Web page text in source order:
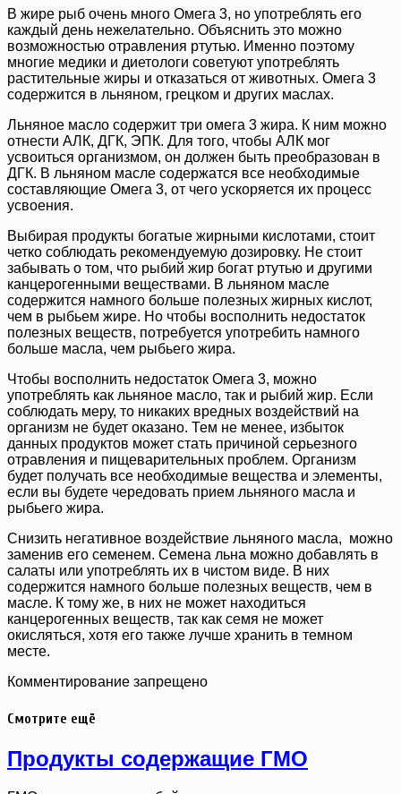
В жире рыб очень много Омега 3, но употреблять его
каждый день нежелательно. Объяснить это можно
возможностью отравления ртутью. Именно поэтому
многие медики и диетологи советуют употреблять
растительные жиры и отказаться от животных. Омега 3
содержится в льняном, грецком и других маслах.
Льняное масло содержит три омега 3 жира. К ним можно
отнести АЛК, ДГК, ЭПК. Для того, чтобы АЛК мог
усвоиться организмом, он должен быть преобразован в
ДГК. В льняном масле содержатся все необходимые
составляющие Омега 3, от чего ускоряется их процесс
усвоения.
Выбирая продукты богатые жирными кислотами, стоит
четко соблюдать рекомендуемую дозировку. Не стоит
забывать о том, что рыбий жир богат ртутью и другими
канцерогенными веществами. В льняном масле
содержится намного больше полезных жирных кислот,
чем в рыбьем жире. Но чтобы восполнить недостаток
полезных веществ, потребуется употребить намного
больше масла, чем рыбьего жира.
Чтобы восполнить недостаток Омега 3, можно
употреблять как льняное масло, так и рыбий жир. Если
соблюдать меру, то никаких вредных воздействий на
организм не будет оказано. Тем не менее, избыток
данных продуктов может стать причиной серьезного
отравления и пищеварительных проблем. Организм
будет получать все необходимые вещества и элементы,
если вы будете чередовать прием льняного масла и
рыбьего жира.
Снизить негативное воздействие льняного масла, можно
заменив его семенем. Семена льна можно добавлять в
салаты или употреблять их в чистом виде. В них
содержится намного больше полезных веществ, чем в
масле. К тому же, в них не может находиться
канцерогенных веществ, так как семя не может
окисляться, хотя его также лучше хранить в темном
месте.
Комментирование запрещено
Смотрите ещё
Продукты содержащие ГМО